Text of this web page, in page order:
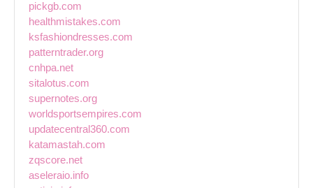
pickgb.com
healthmistakes.com
ksfashiondresses.com
patterntrader.org
cnhpa.net
sitalotus.com
supernotes.org
worldsportsempires.com
updatecentral360.com
katamastah.com
zqscore.net
aseleraio.info